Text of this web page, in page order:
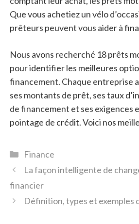
Que vous achetiez un vélo
prêteurs peuvent vous aider à
Nous avons recherché 18 prêts
pour identifier les meilleures
financement. Chaque entreprise
ses montants de prêt, ses taux
de financement et ses exigences
pointage de crédit. Voici nos
Catégories
Finance
La façon intelligente de
financier
Définition, types et exemples